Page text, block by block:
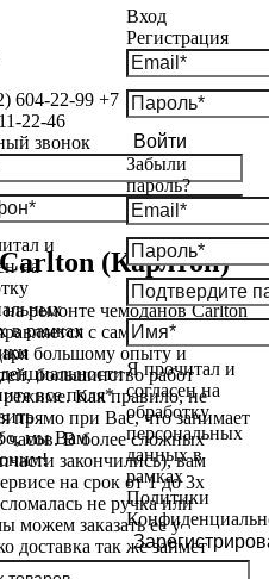
604-22-99 +7
22-46
звонок
и
на
в рамках
все поля*
мы Вам
Вход
Регистрация
Войти
Забыли
пароль?
Я прочитал и
согласен на
обработку
персональных
данных в
рамках
Политики
(Карлтон)
ремонте чемоданов Carlton
с самыми
большому опыту и
большинство работ
режиме. Как правило, не
прямо при Вас, что занимает
часов. В более сложных
закончились), вам
на срок от 1 до 3х
не ручка или
можем заказать ее у
доставка так же займет